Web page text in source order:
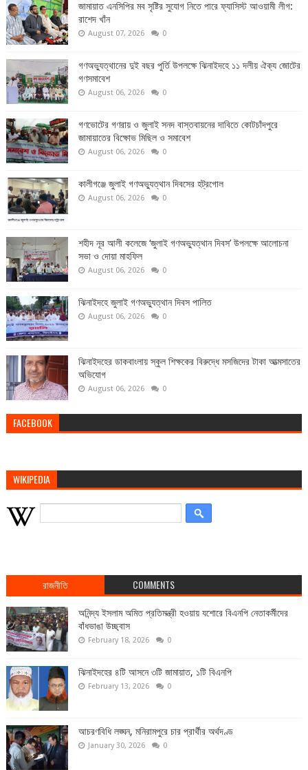
জামায়াত এনসিপির মব সৃষ্টির সুযোগ নিতে পারে ফ্যাসিস্ট আওয়ামী লীগ:
রাশেদ খাঁন
August 07, 2026 0
গণঅভ্যুত্থানের দুই বছর পুর্তি উপলক্ষে ঝিনাইদহে ১১ দলীয় ঐক্য জোটের
গণসমাবেশ
August 06, 2026 0
গণভোটের গণরায় ও জুলাই সনদ বাস্তবায়নের দাবিতে কোটচাঁদপুরে
জামায়াতের বিক্ষোভ মিছিল ও সমাবেশ
August 06, 2026 0
কালীগঞ্জে জুলাই গণঅভ্যুত্থান দিবসের হট্রগোল
August 06, 2026 0
শহীদ নূর আলী কলেজে ‘জুলাই গণঅভ্যুত্থান দিবস’ উপলক্ষে আলোচনা
সভা ও দোয়া মাহফিল
August 06, 2026 0
ঝিনাইদহে জুলাই গণঅভ্যুত্থান দিবস পালিত
August 06, 2026 0
ঝিনাইদহের ডাকবাংলায় স্কুল শিক্ষকের বিরুদ্ধে মসজিদের টাকা আত্মসাতের
অভিযোগ
August 06, 2026 0
FACEBOOK
WIKIPEDIA
রাজনীতি COMMENTS
অনিন্দ্য ইসলাম অমিত প্রতিমন্ত্রী হওয়ায় যশোরে বিএনপি নেতাকর্মীদের
বাঁধভাঙা উচ্ছ্বাস
February 18, 2026 0
ঝিনাইদহের ৪টি আসনে ৩টি জামায়াত, ১টি বিএনপি
February 13, 2026 0
আচরণবিধি লঙ্ঘন, মনিরামপুরে চার প্রার্থীর অর্থদণ্ড
January 30, 2026 0